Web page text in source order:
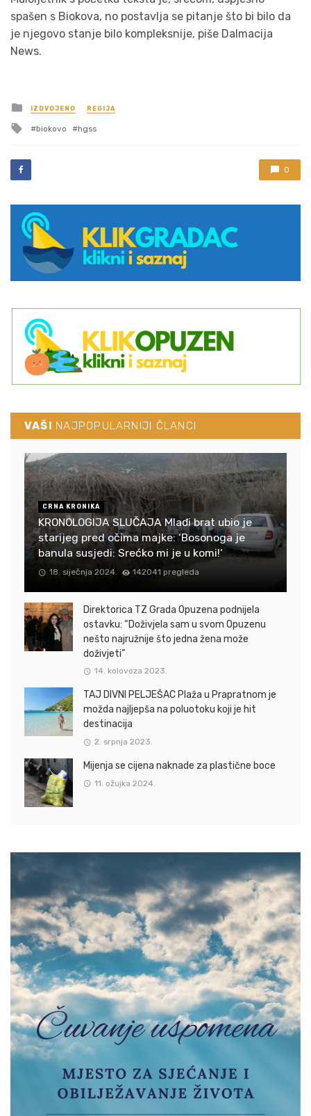
spašen s Biokova, no postavlja se pitanje što bi bilo da
je njegovo stanje bilo kompleksnije, piše Dalmacija
News.
Posted
in
IZDVOJENO REGIJA
Tagged
biokovo hgss
0
VAŠI NAJPOPULARNIJI ČLANCI
CRNA KRONIKA
KRONOLOGIJA SLUČAJA Mlađi brat ubio je
starijeg pred očima majke: ‘Bosonoga je
banula susjedi: Srećko mi je u komi!‘
18. siječnja 2024. 142041 pregleda
Direktorica TZ Grada Opuzena podnijela
ostavku: “Doživjela sam u svom Opuzenu
nešto najružnije što jedna žena može
doživjeti”
14. kolovoza 2023.
TAJ DIVNI PELJEŠAC Plaža u Prapratnom je
možda najljepša na poluotoku koji je hit
destinacija
2. srpnja 2023.
Mijenja se cijena naknade za plastične boce
11. ožujka 2024.